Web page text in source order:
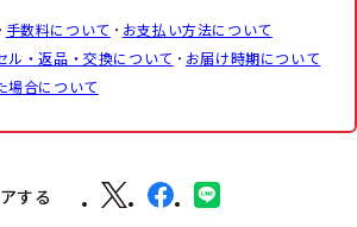
手数料について
お支払い方法について
ル・返品・交換について
お届け時期について
場合について
する